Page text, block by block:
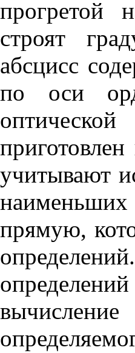
прогретой
строят
абсцисс
по оси
учитывают
прямую,